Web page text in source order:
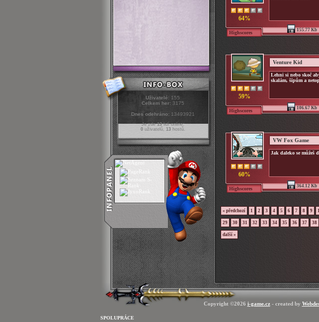
Uživatelé: 155
Celkem her:3175
Dnes odehráno:13493921
Je zde13lidí online:
0uživatelů, 13hostů.
64%
Highscores 155.77 Kb
59%
Venture Kid
Lehni si nebo skoč
skalám, šípům a
Highscores 106.67 Kb
60%
VW Fox Game
Jak daleko se můžeš
Highscores 364.12 Kb
« předchozí 1 2 3 4 5 6 7 8 9
29 30 31 32 33 34 35 36 37 38
další »
Copyright ©2026 i-game.cz- created by
SPOLUPRÁCE